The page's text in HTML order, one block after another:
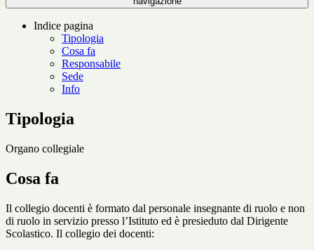
Indice pagina
Tipologia
Cosa fa
Responsabile
Sede
Info
Tipologia
Organo collegiale
Cosa fa
Il collegio docenti è formato dal personale insegnante di ruolo e non
di ruolo in servizio presso l’Istituto ed è presieduto dal Dirigente
Scolastico. Il collegio dei docenti: